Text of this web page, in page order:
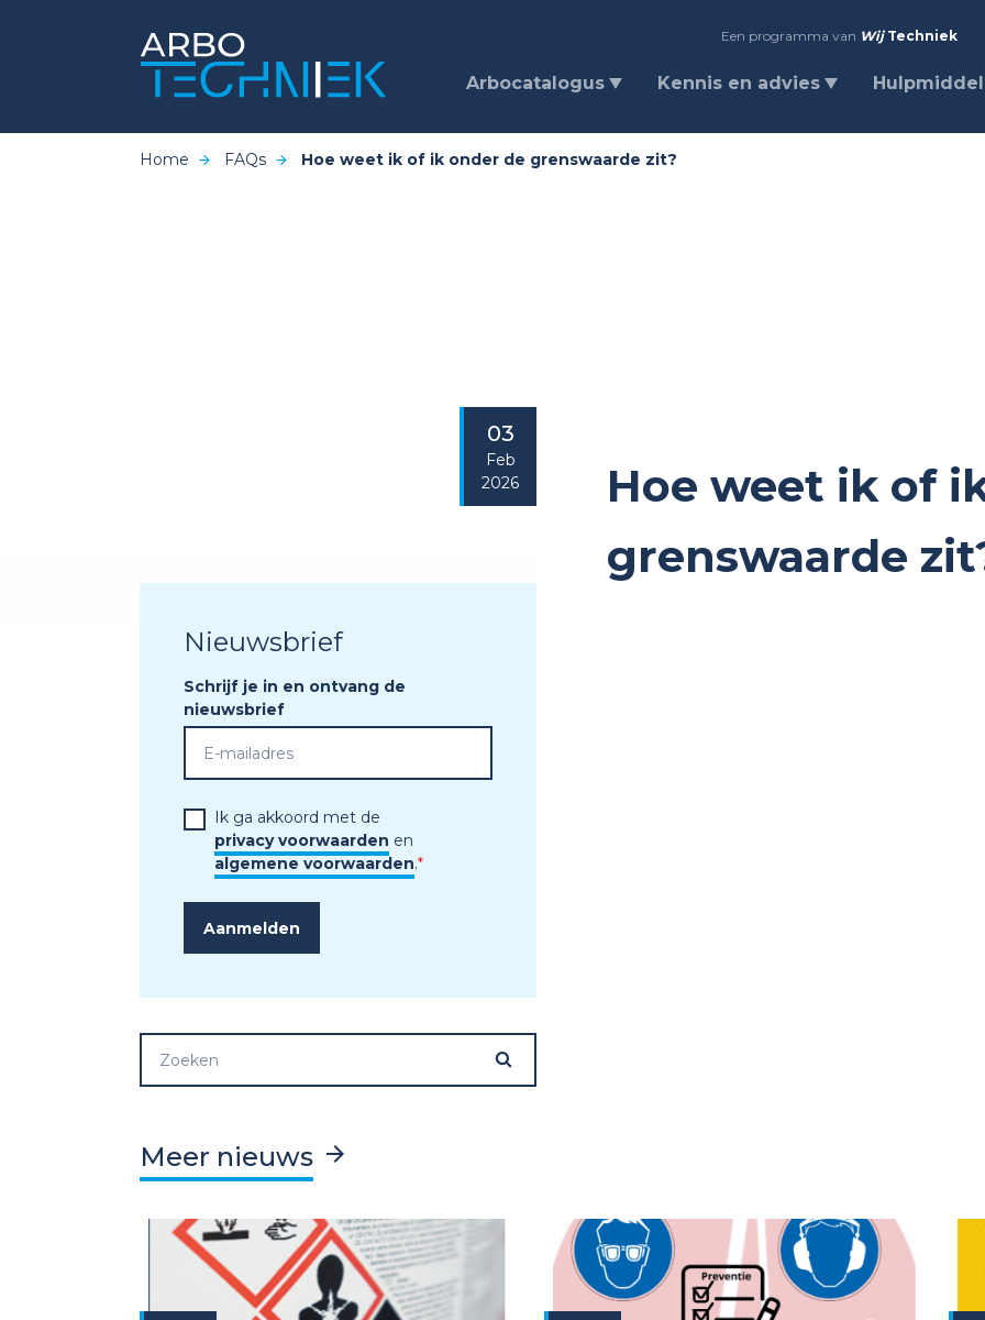
Een programma van Wij Techniek
Arbocatalogus Kennis en advies
Home FAQs Hoe weet ik of ik onder de grenswaarde zit?
03
Feb
2026
Hoe weet ik of
grenswaarde
Nieuwsbrief
Schrijf je in en ontvang de
nieuwsbrief
Ik ga akkoord met de
privacy voorwaarden en
algemene voorwaarden.*
Meer nieuws